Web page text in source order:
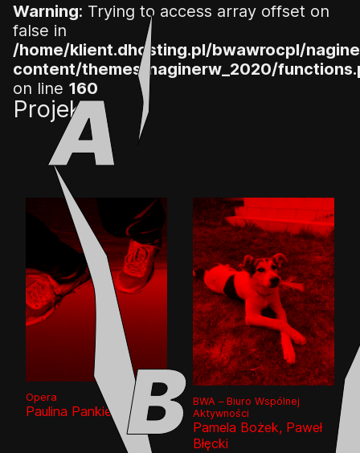
Warning: Trying to access array offset on
false in
/home/klient.dhosting.pl/bwawrocpl/
content/themes/naginerw_2020/
on line 160
Projekty
Opera
Paulina Pankiewicz
BWA – Biuro Wspólnej
Aktywności
Pamela Bożek, Paweł
Błęcki